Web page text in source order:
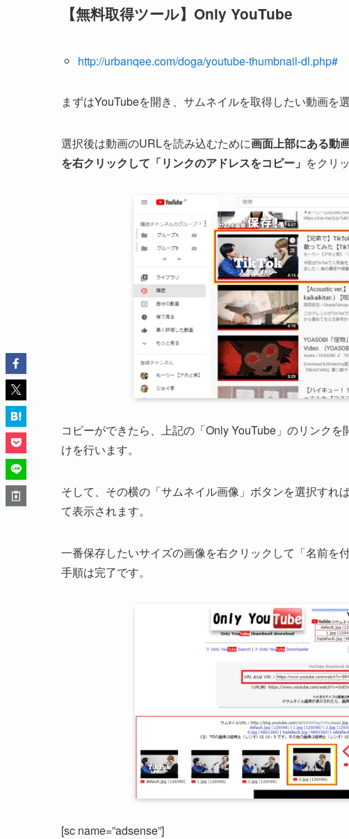
【無料取得ツール】Only YouTube
http://urbanqee.com/doga/youtube-thumbnail-dl.php#
まずはYouTubeを開き、サムネイルを取得したい動画を選
選択後は動画のURLを読み込むために画面上部にある動
を右クリックして「リンクのアドレスをコピー」 をクリ
コピーができたら、上記の「Only YouTube」のリンク
けを行います。
そして、その横の「サムネイル画像」ボタンを選択すれ
て表示されます。
一番保存したいサイズの画像を右クリックして「名前を
手順は完了です。
[sc name=”adsense”]